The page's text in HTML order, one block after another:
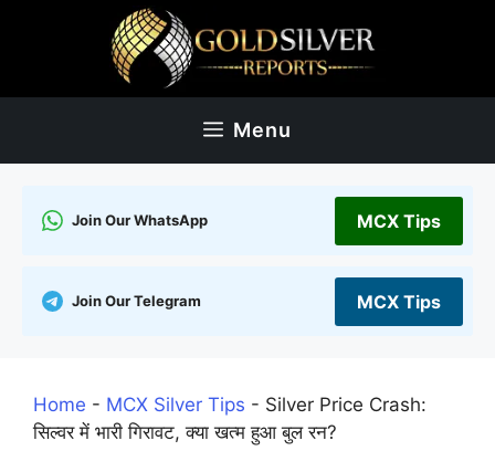
Menu
Join Our WhatsApp MCX Tips
Join Our Telegram MCX Tips
Home - MCX Silver Tips - Silver Price Crash:
सिल्वर में भारी गिरावट, क्या खत्म हुआ बुल रन?